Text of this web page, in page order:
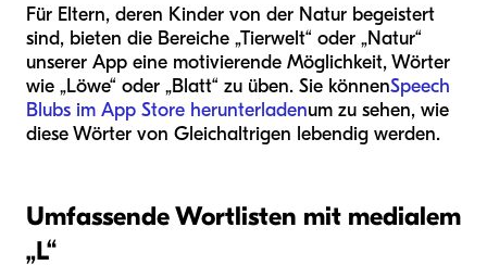
Für Eltern, deren Kinder von der Natur begeistert
sind, bieten die Bereiche „Tierwelt“ oder „Natur“
unserer App eine motivierende Möglichkeit, Wörter
wie „Löwe“ oder „Blatt“ zu üben. Sie könnenSpeech
Blubs im App Store herunterladenum zu sehen, wie
diese Wörter von Gleichaltrigen lebendig werden.
Umfassende Wortlisten mit medialem
„L“